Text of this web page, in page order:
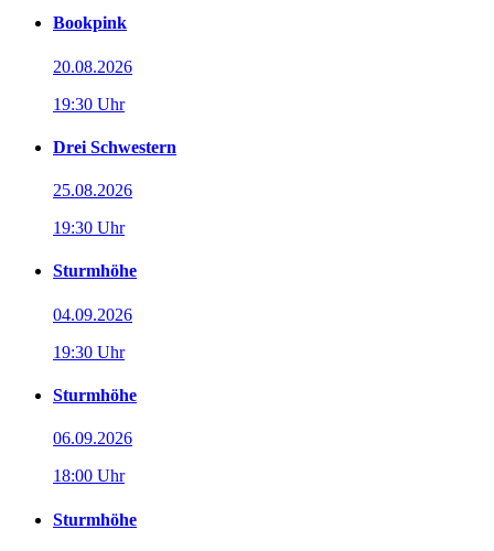
Bookpink
20.08.2026
19:30 Uhr
Drei Schwestern
25.08.2026
19:30 Uhr
Sturmhöhe
04.09.2026
19:30 Uhr
Sturmhöhe
06.09.2026
18:00 Uhr
Sturmhöhe